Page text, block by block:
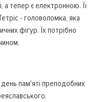
а тепер є електронною. Її
- головоломка, яка
фігур. Їх потрібно
пам'яті преподобних